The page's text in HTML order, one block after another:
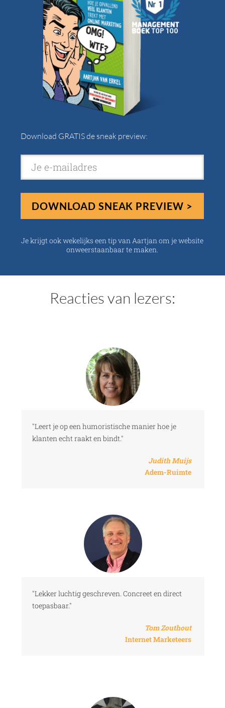
Download GRATIS de sneak preview:
DOWNLOAD SNEAK PREVIEW >
J e krijgt ook wekelijks een tip van Aartjan om je website
onweerstaanbaar te maken.
Reacties van lezers:
"Leert je op een humoristische manier hoe je
klanten echt raakt en bindt."
Judith Muijs
Adem-Ruimte
"Lekker luchtig geschreven. Concreet en direct
toepasbaar."
Tom Zouthout
Internet Marketeers